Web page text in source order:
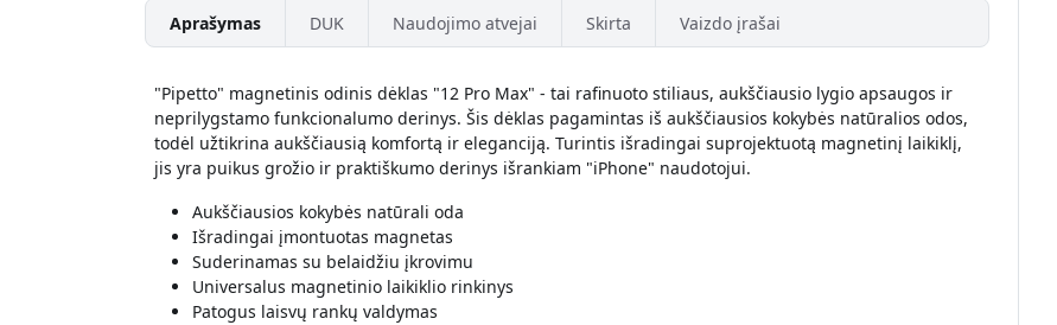
Aprašymas DUK Naudojimo atvejai Skirta Vaizdo įrašai
"Pipetto" magnetinis odinis dėklas "12 Pro Max" - tai rafinuoto stiliaus, aukščiausio lygio apsaugos ir
neprilygstamo funkcionalumo derinys. Šis dėklas pagamintas iš aukščiausios kokybės natūralios odos,
todėl užtikrina aukščiausią komfortą ir eleganciją. Turintis išradingai suprojektuotą magnetinį laikiklį,
jis yra puikus grožio ir praktiškumo derinys išrankiam "iPhone" naudotojui.
Aukščiausios kokybės natūrali oda
Išradingai įmontuotas magnetas
Suderinamas su belaidžiu įkrovimu
Universalus magnetinio laikiklio rinkinys
Patogus laisvų rankų valdymas